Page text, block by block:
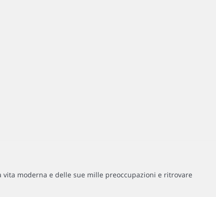
moderna e delle sue mille preoccupazioni e ritrovare